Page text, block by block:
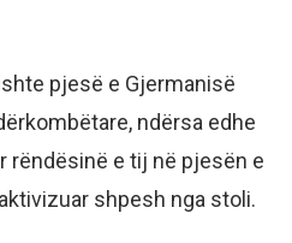
pjesë e Gjermanisë
ndërsa edhe
rëndësinë e tij në pjesën e
shpesh nga stoli.